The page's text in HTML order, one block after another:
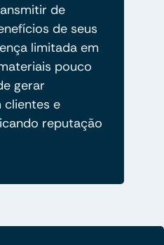
de
de seus
limitada em
pouco
gerar
clientes e
reputação